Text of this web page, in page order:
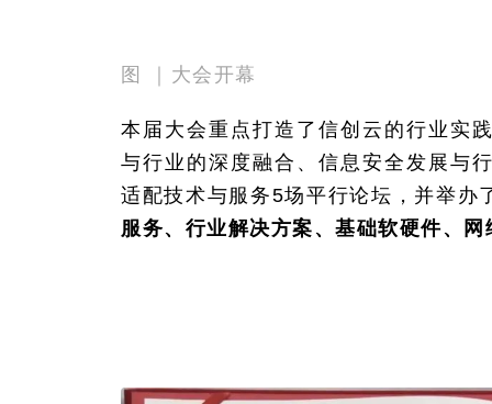
图 ｜大会开幕
本届大会重点打造了信创云的行业实
与行业的深度融合、信息安全发展与
适配技术与服务5场平行论坛，并举办
服务、行业解决方案、基础软硬件、